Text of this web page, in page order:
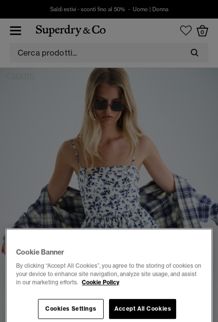
Saldi estivi - sconti fino al 50% - Uomo Donna
0
1 2 3 4 5 6 7 8
Cookie Banner
By clicking “Accept All Cookies”, you agree to the storing of cookies on
your device to enhance site navigation, analyze site usage, and assist
in our marketing efforts. Cookie Policy
Cookies Settings Accept All Cookies